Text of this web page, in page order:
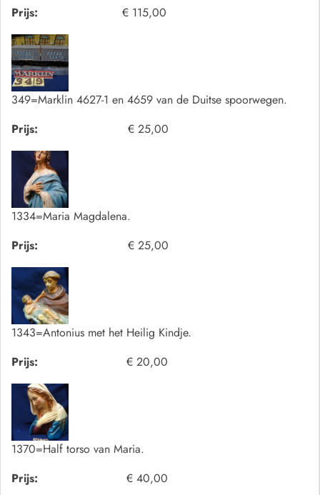
Prijs:
€ 115,00
349=Marklin 4627-1 en 4659 van de Duitse spoorwegen.
Prijs:
€ 25,00
1334=Maria Magdalena.
Prijs:
€ 25,00
1343=Antonius met het Heilig Kindje.
Prijs:
€ 20,00
1370=Half torso van Maria.
Prijs:
€ 40,00